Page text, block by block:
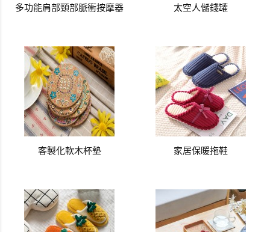
多功能肩部頸部脈衝按摩器 太空人儲錢罐
客製化軟木杯墊 家居保暖拖鞋